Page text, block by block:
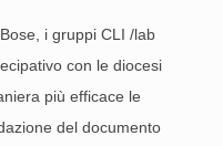
i gruppi CLI /lab
con le diocesi
più efficace le
del documento